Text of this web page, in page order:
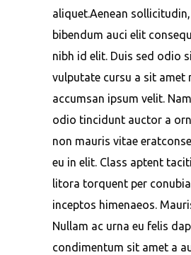
aliquet.Aenean
bibendum auci elit
nibh id elit. Duis sed odio
vulputate cursu a sit amet
accumsan ipsum velit.
odio tincidunt auctor a
non mauris vitae
eu in elit. Class aptent
litora torquent per
inceptos himenaeos.
Nullam ac urna eu felis
condimentum sit amet a